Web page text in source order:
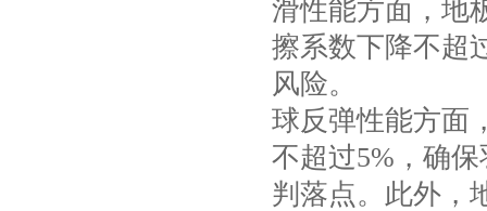
滑性能方面，地
擦系数下降不超
风险。
球反弹性能方面
不超过5%，确
判落点。此外，